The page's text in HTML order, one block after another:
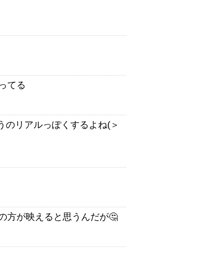
てる
のリアルっぽくするよね(＞
方が映えると思うんだが🤔